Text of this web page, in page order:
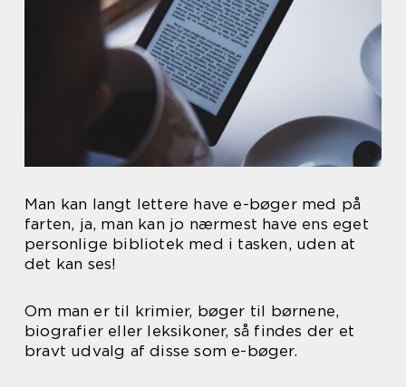
Man kan langt lettere have e-bøger med på
farten, ja, man kan jo nærmest have ens eget
personlige bibliotek med i tasken, uden at
det kan ses!
Om man er til krimier, bøger til børnene,
biografier eller leksikoner, så findes der et
bravt udvalg af disse som e-bøger.